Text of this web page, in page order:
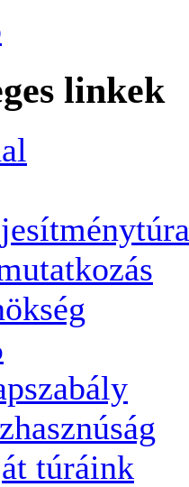
linkek
túráink